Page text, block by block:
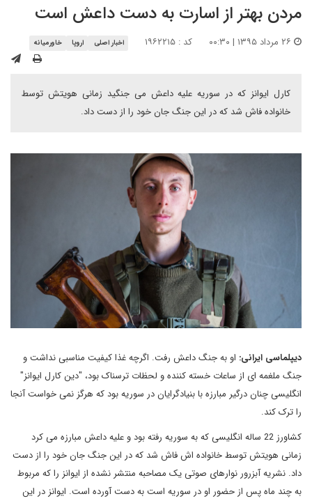
مردن بهتر از اسارت به دست داعش است
کد : ۱۹۶۲۲۱۵ اخبار اصلی اروپا خاورمیانه
کارل ایوانز که در سوریه علیه داعش می جنگید زمانی هویتش توسط
خانواده فاش شد که در این جنگ جان خود را از دست داد.
دیپلماسی ایرانی: او به جنگ داعش رفت. اگرچه غذا کیفیت مناسبی نداشت و
جنگ ملغمه ای از ساعات خسته کننده و لحظات ترسناک بود، "دین کارل ایوانز"
انگلیسی چنان درگیر مبارزه با بنیادگرایان در سوریه بود که هرگز نمی خواست آنجا
را ترک کند.
کشاورز 22 ساله انگلیسی که به سوریه رفته بود و علیه داعش مبارزه می کرد
زمانی هویتش توسط خانواده اش فاش شد که در این جنگ جان خود را از دست
داد. نشریه آبزرور نوارهای صوتی یک مصاحبه منتشر نشده از ایوانز را که مربوط
به چند ماه پس از حضور او در سوریه است به دست آورده است. ایوانز در این